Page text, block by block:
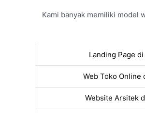
Kami banyak memiliki model
Landing Page
Web Toko Online
Website Arsitek